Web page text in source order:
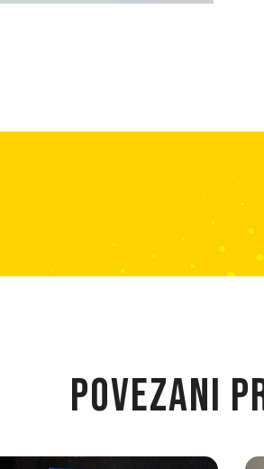
POVEZANI